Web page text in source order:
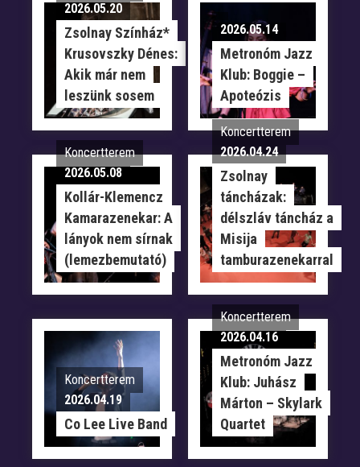
2026.05.20
Zsolnay Színház*
Krusovszky Dénes:
Akik már nem
leszünk sosem
2026.05.14
Metronóm Jazz
Klub: Boggie –
Apoteózis
Koncertterem
2026.05.08
Kollár-Klemencz
Kamarazenekar: A
lányok nem sírnak
(lemezbemutató)
Koncertterem
2026.04.24
Zsolnay
táncházak:
délszláv táncház a
Misija
tamburazenekarral
Koncertterem
2026.04.19
Co Lee Live Band
Koncertterem
2026.04.16
Metronóm Jazz
Klub: Juhász
Márton – Skylark
Quartet